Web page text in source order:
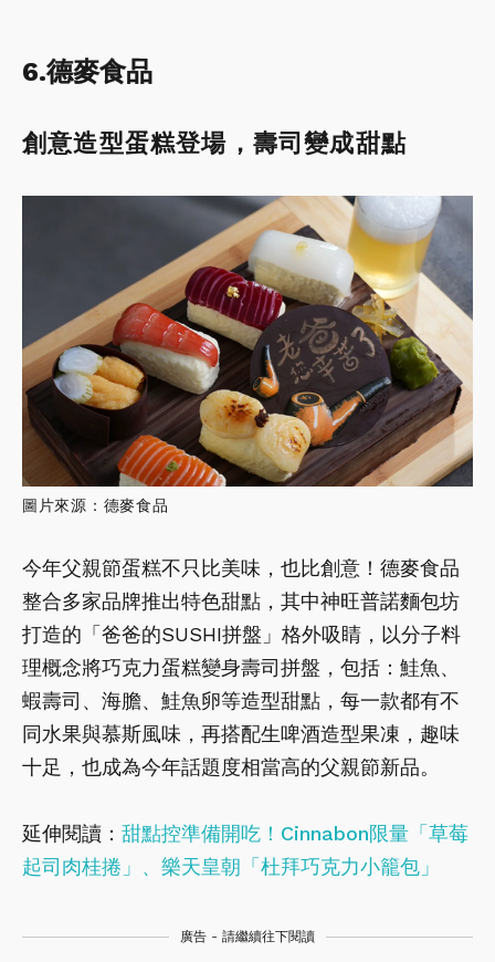
6.德麥食品
創意造型蛋糕登場，壽司變成甜點
圖片來源：德麥食品
今年父親節蛋糕不只比美味，也比創意！德麥食品
整合多家品牌推出特色甜點，其中神旺普諾麵包坊
打造的「爸爸的SUSHI拼盤」格外吸睛，以分子料
理概念將巧克力蛋糕變身壽司拼盤，包括：鮭魚、
蝦壽司、海膽、鮭魚卵等造型甜點，每一款都有不
同水果與慕斯風味，再搭配生啤酒造型果凍，趣味
十足，也成為今年話題度相當高的父親節新品。
延伸閱讀： 甜點控準備開吃！Cinnabon限量「草莓
起司肉桂捲」、樂天皇朝「杜拜巧克力小籠包」
廣告 - 請繼續往下閱讀